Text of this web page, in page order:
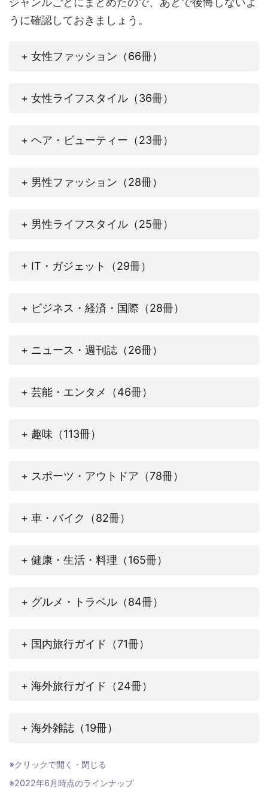
うに確認しておきましょう。
+ 女性ファッション（66冊）
+ 女性ライフスタイル（36冊）
+ ヘア・ビューティー（23冊）
+ 男性ファッション（28冊）
+ 男性ライフスタイル（25冊）
+ IT・ガジェット（29冊）
+ ビジネス・経済・国際（28冊）
+ ニュース・週刊誌（26冊）
+ 芸能・エンタメ（46冊）
+ 趣味（113冊）
+ スポーツ・アウトドア（78冊）
+ 車・バイク（82冊）
+ 健康・生活・料理（165冊）
+ グルメ・トラベル（84冊）
+ 国内旅行ガイド（71冊）
+ 海外旅行ガイド（24冊）
+ 海外雑誌（19冊）
※クリックで開く・閉じる
※2022年6月時点のラインナップ